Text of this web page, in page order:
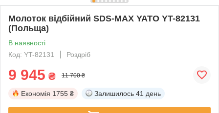
Молоток відбійний SDS-MAX YATO YT-82131
(Польща)
В наявності
Код: YT-82131
Роздріб
9 945 ₴ 11 700 ₴
Економія 1755 ₴ Залишилось 41 день